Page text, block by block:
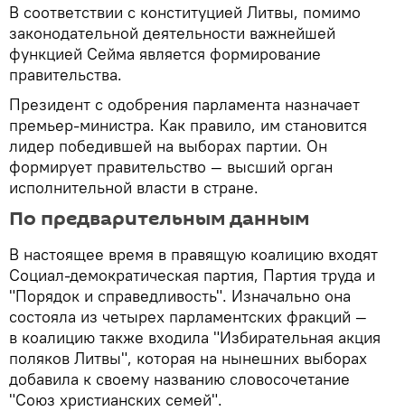
В соответствии с конституцией Литвы, помимо
законодательной деятельности важнейшей
функцией Сейма является формирование
правительства.
Президент с одобрения парламента назначает
премьер-министра. Как правило, им становится
лидер победившей на выборах партии. Он
формирует правительство — высший орган
исполнительной власти в стране.
По предварительным данным
В настоящее время в правящую коалицию входят
Социал-демократическая партия, Партия труда и
"Порядок и справедливость". Изначально она
состояла из четырех парламентских фракций —
в коалицию также входила "Избирательная акция
поляков Литвы", которая на нынешних выборах
добавила к своему названию словосочетание
"Союз христианских семей".